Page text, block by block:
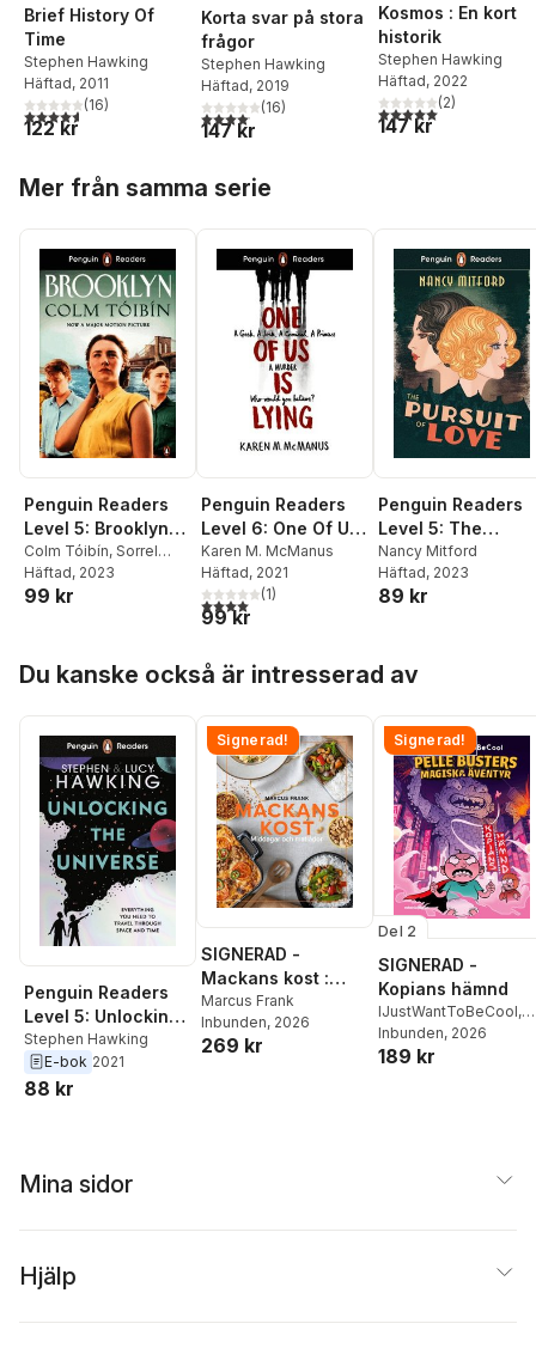
Brief History Of
Time
Stephen Hawking
Häftad, 2011
4,6utav 5 stjärnor. Totalt antal röster:
(16)
122 kr
Korta svar på stora
frågor
Stephen Hawking
Häftad, 2019
4,1utav 5 stjärnor. Totalt antal röster:
(16)
147 kr
Kosmos : En kort
historik
Stephen Hawking
Häftad, 2022
5,0utav 5 stjärnor.
(2)
147 kr
Mer från samma serie
Penguin Readers
Level 5: Brooklyn
(ELT Graded
Reader)
Colm Tóibín, Sorrel
Pitts
Häftad, 2023
99 kr
Penguin Readers
Level 6: One Of Us
Is Lying (ELT
Graded Reader)
Karen M. McManus
Häftad, 2021
4,0utav 5 stjärnor. Totalt antal röster:
(1)
99 kr
Penguin Readers
Level 5: The
Pursuit of Love
(ELT Graded
Reader)
Nancy Mitford
Häftad, 2023
89 kr
Du kanske också är intresserad av
Penguin Readers
Level 5: Unlocking
the Universe (ELT
Graded Reader)
Stephen Hawking
E-bok 2021
88 kr
Signerad!
SIGNERAD -
Mackans kost :
Middagar och
matlådor
Marcus Frank
Inbunden, 2026
269 kr
Signerad!
Del 2
SIGNERAD -
Kopians hämnd
IJustWantToBeCool,
Joel Adolphson
Ejdemo Beer
Inbunden, 2026
189 kr
Mina sidor
Hjälp